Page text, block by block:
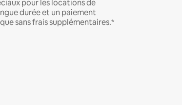
pour les locations de
durée et un paiement
sans frais supplémentaires.*